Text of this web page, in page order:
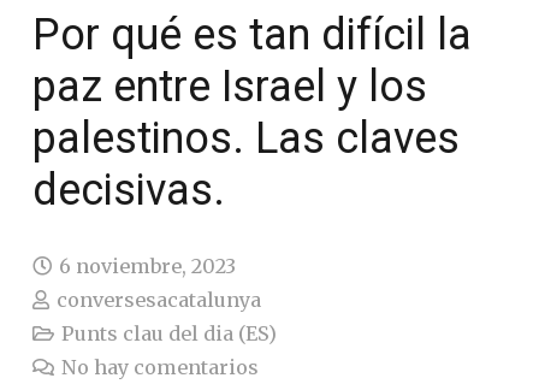
Por qué es tan difícil la
paz entre Israel y los
palestinos. Las claves
decisivas.
6 noviembre, 2023
conversesacatalunya
Punts clau del dia (ES)
No hay comentarios